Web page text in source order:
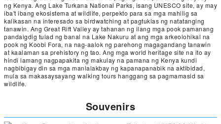
ng Kenya. Ang Lake Turkana National Parks, isang UNESCO site, ay may
iba't ibang ekosistema at wildlife, perpekto para sa mga mahilig sa
kalikasan na interesado sa birdwatching at pagtuklas ng natatanging
tanawin. Ang Great Rift Valley ay tahanan ng ilang mga pook pamanang
pandaigdig tulad ng banal na Lake Nakuru at ang mga arkeolohikal na
pook ng Koobi Fora, na nag-aalok ng parehong magagandang tanawin
at kaalaman sa prehistory ng tao. Ang mga world heritage site na ito ay
hindi lamang nagpapakita ng makulay na pamana ng Kenya kundi
nagbibigay din sa mga manlalakbay ng kapanapanabik na aktibidad,
mula sa makasaysayang walking tours hanggang sa pagmamasid sa
wildlife.
Souvenirs